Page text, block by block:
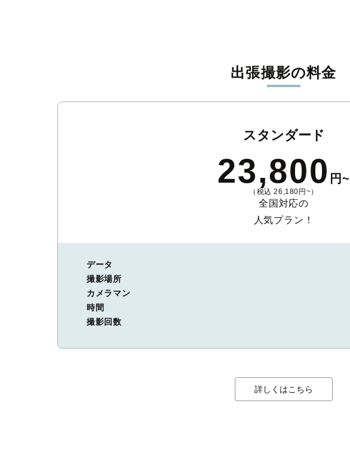
撮影後は、独自の編集技術で写真の明るさや色合いを丁寧に調整。自然な
覧ください。
出張撮影の料金
スタンダード
23,800 円~
（税込 26,180円~）
全国対応の
人気プラン！
データ
撮影場所
カメラマン
時間
撮影回数
詳しくはこちら